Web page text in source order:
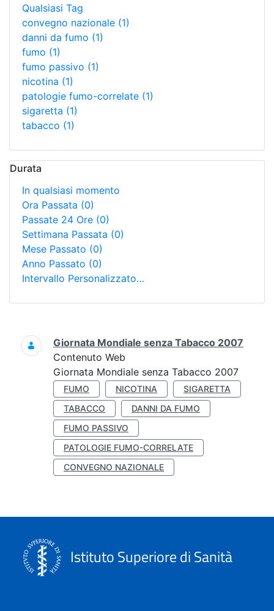
Qualsiasi Tag
convegno nazionale (1)
danni da fumo (1)
fumo (1)
fumo passivo (1)
nicotina (1)
patologie fumo-correlate (1)
sigaretta (1)
tabacco (1)
Durata
In qualsiasi momento
Ora Passata (0)
Passate 24 Ore (0)
Settimana Passata (0)
Mese Passato (0)
Anno Passato (0)
Intervallo Personalizzato…
Ricerca
Giornata Mondiale senza Tabacco 2007
Contenuto Web
Giornata Mondiale senza Tabacco 2007
FUMO NICOTINA
SIGARETTA
TABACCO
DANNI DA FUMO
FUMO PASSIVO
PATOLOGIE FUMO-CORRELATE
CONVEGNO NAZIONALE
Istituto Superiore di Sanità